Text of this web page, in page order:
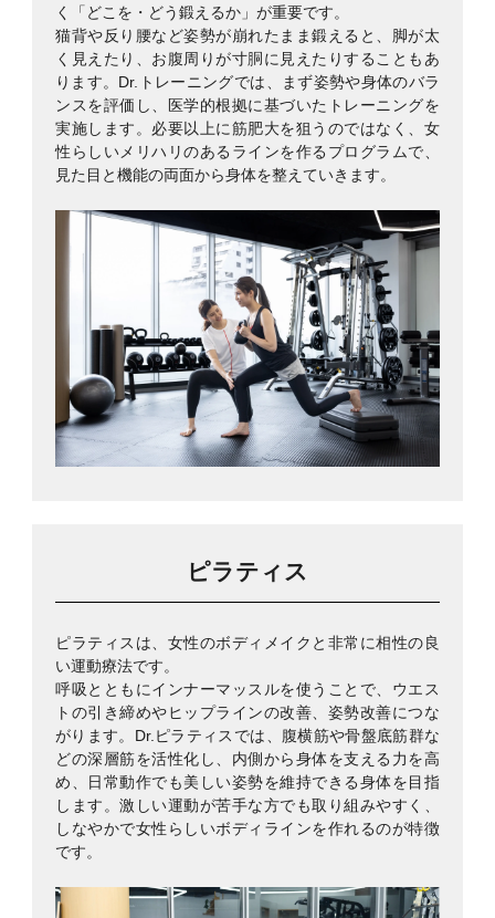
く「どこを・どう鍛えるか」が重要です。
猫背や反り腰など姿勢が崩れたまま鍛えると、脚が太
く見えたり、お腹周りが寸胴に見えたりすることもあ
ります。Dr.トレーニングでは、まず姿勢や身体のバラ
ンスを評価し、医学的根拠に基づいたトレーニングを
実施します。必要以上に筋肥大を狙うのではなく、女
性らしいメリハリのあるラインを作るプログラムで、
見た目と機能の両面から身体を整えていきます。
ピラティス
ピラティスは、女性のボディメイクと非常に相性の良
い運動療法です。
呼吸とともにインナーマッスルを使うことで、ウエス
トの引き締めやヒップラインの改善、姿勢改善につな
がります。Dr.ピラティスでは、腹横筋や骨盤底筋群な
どの深層筋を活性化し、内側から身体を支える力を高
め、日常動作でも美しい姿勢を維持できる身体を目指
します。激しい運動が苦手な方でも取り組みやすく、
しなやかで女性らしいボディラインを作れるのが特徴
です。